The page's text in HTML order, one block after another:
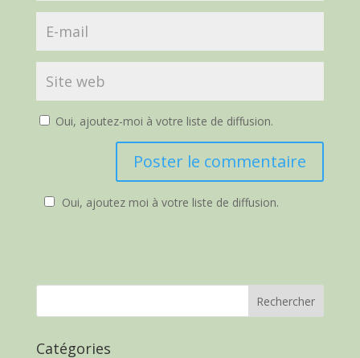
Oui, ajoutez-moi à votre liste de diffusion.
Oui, ajoutez moi à votre liste de diffusion.
Catégories